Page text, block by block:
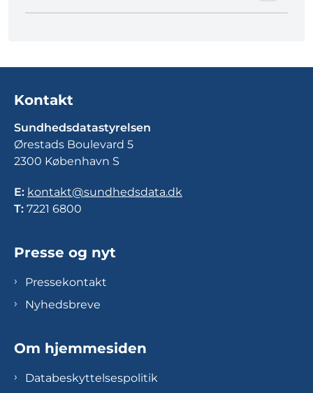
Kontakt
Sundhedsdatastyrelsen
Ørestads Boulevard 5
2300 København S
E: kontakt@sundhedsdata.dk
T: 7221 6800
Presse og nyt
Pressekontakt
Nyhedsbreve
Om hjemmesiden
Databeskyttelsespolitik